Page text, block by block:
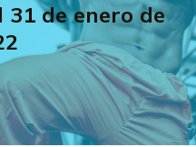
31 de enero de